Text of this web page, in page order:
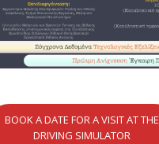
BOOK A DATE FOR A VISIT AT THE
DRIVING SIMULATOR